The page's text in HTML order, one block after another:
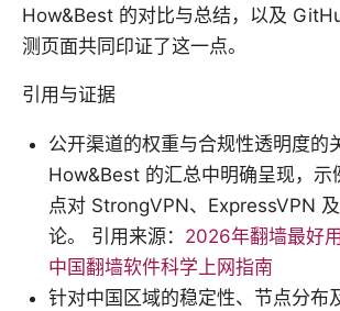
How&Best 的对比与总结，以及
测页面共同印证了这一点。
引用与证据
公开渠道的权重与合规性透明度的
How&Best 的汇总中明确呈现，示
点对 StrongVPN、ExpressVPN
论。 引用来源： 2026年翻墙最好
中国翻墙软件科学上网指南
针对中国区域的稳定性、节点分布